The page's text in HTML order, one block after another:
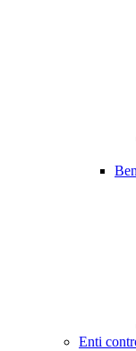
Enti